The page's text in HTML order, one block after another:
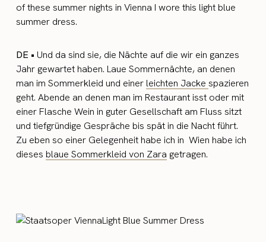
of these summer nights in Vienna I wore this light blue
summer dress.
DE • Und da sind sie, die Nächte auf die wir ein ganzes
Jahr gewartet haben. Laue Sommernächte, an denen
man im Sommerkleid und einerleichten Jackespazieren
geht. Abende an denen man im Restaurant isst oder mit
einer Flasche Wein in guter Gesellschaft am Fluss sitzt
und tiefgründige Gespräche bis spät in die Nacht führt.
Zu eben so einer Gelegenheit habe ich in Wien habe ich
diesesblaue Sommerkleid von Zara getragen.